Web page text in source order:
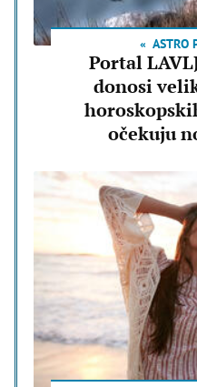
ASTRO
Portal
donosi
očekuju